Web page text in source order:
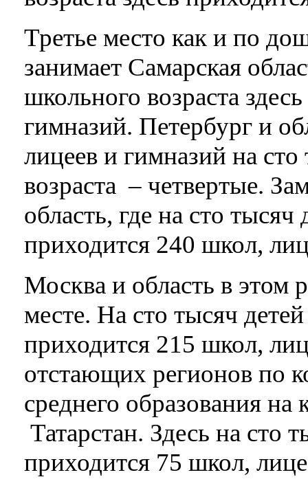
Третье место как и по
занимает Самарская
школьного возраста
гимназий. Петербург и
лицеев и гимназий на
возраста – четвертые.
область, где на сто
приходится 240 школ,
Москва и область в этом
месте. На сто тысяч
приходится 215 школ,
отстающих регионов по
среднего образования
Татарстан. Здесь на сто
приходится 75 школ,